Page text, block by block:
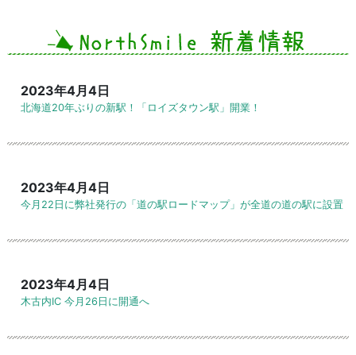
2023年4月4日
北海道20年ぶりの新駅！「ロイズタウン駅」開業！
2023年4月4日
今月22日に弊社発行の「道の駅ロードマップ」が全道の道の駅に設置
2023年4月4日
木古内IC 今月26日に開通へ